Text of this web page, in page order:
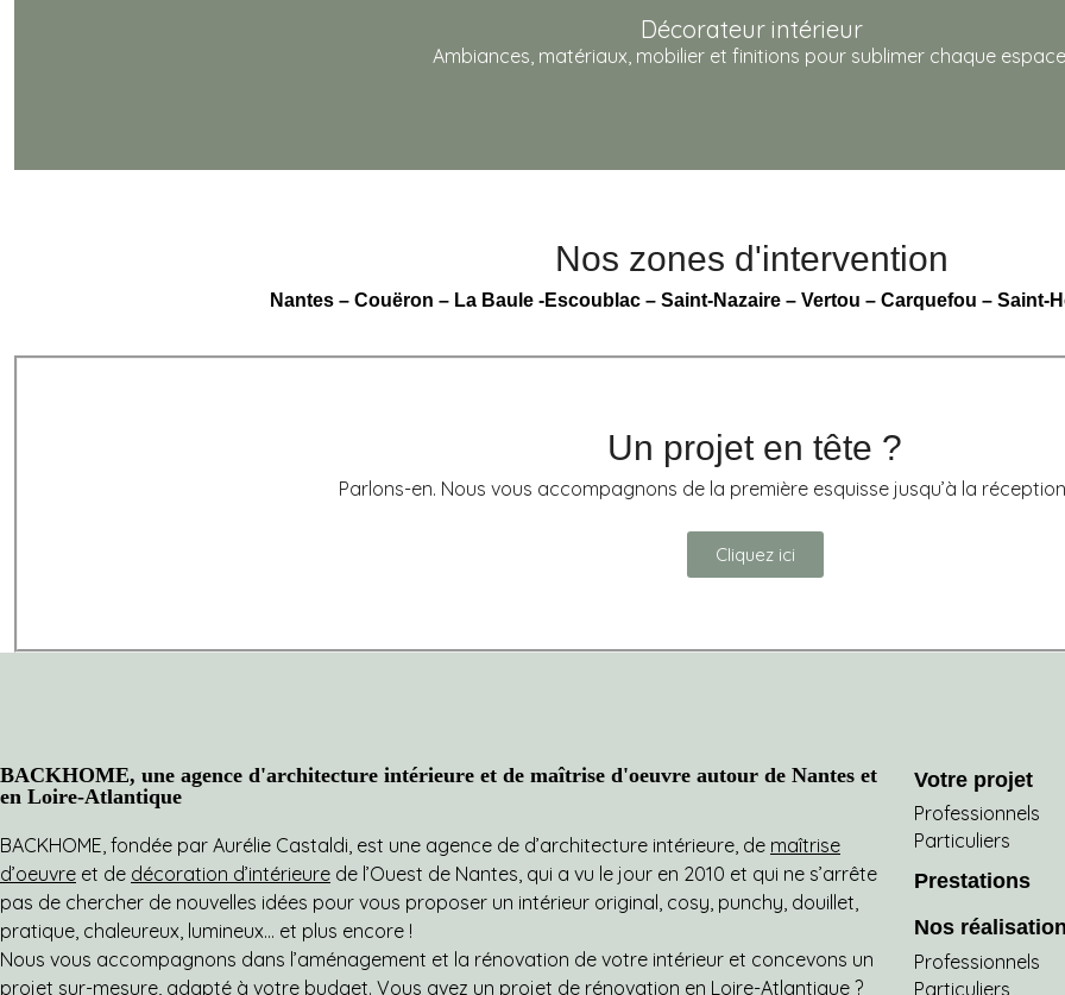
Décorateur intérieur
Ambiances, matériaux, mobilier et finitions pour sublimer chaque
Nos zones d'intervention
Nantes – Couëron – La Baule -Escoublac – Saint-Nazaire – Vertou – Carquefou – Saint-
Un projet en tête ?
Parlons-en. Nous vous accompagnons de la première esquisse jusqu’à la
Cliquez ici
BACKHOME, une agence d'architecture intérieure et de maîtrise d'oeuvre autour de Nantes et
en Loire-Atlantique
BACKHOME, fondée par Aurélie Castaldi, est une agence de d’architecture intérieure, de maîtrise
d’oeuvre et de décoration d’intérieure de l’Ouest de Nantes, qui a vu le jour en 2010 et qui ne s’arrête
pas de chercher de nouvelles idées pour vous proposer un intérieur original, cosy, punchy, douillet,
pratique, chaleureux, lumineux… et plus encore !
Nous vous accompagnons dans l’aménagement et la rénovation de votre intérieur et concevons un
projet sur-mesure, adapté à votre budget. Vous avez un projet de rénovation en Loire-Atlantique ?
Votre projet
Professionnels
Particuliers
Prestations
Nos
Professionnels
Particuliers